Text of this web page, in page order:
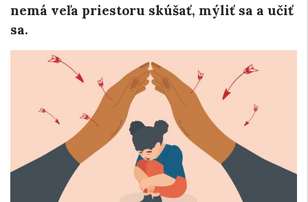
nemá veľa priestoru skúšať, mýliť sa a učiť
sa.